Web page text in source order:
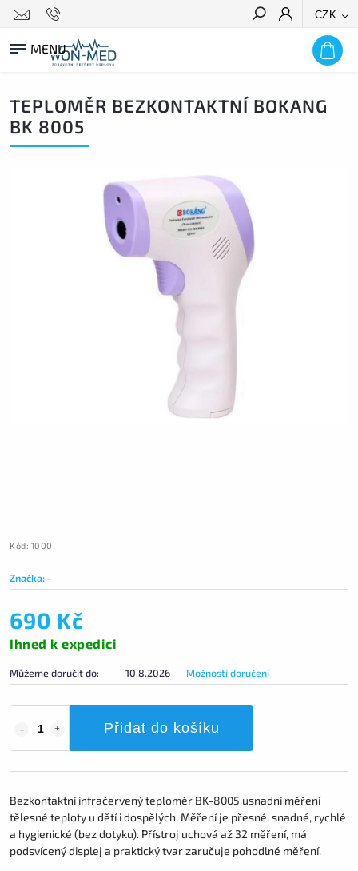
CZK
HLEDAT
TEPLOMĚR BEZKONTAKTNÍ BOKANG
BK 8005
Kód: 1000
Značka:-
690 Kč
Ihned k expedici
Můžeme doručit do: 10.8.2026 Možnosti doručení
Přidat do košíku
Bezkontaktní infračervený teploměr BK-8005 usnadní měření
tělesné teploty u dětí i dospělých. Měření je přesné, snadné, rychlé
a hygienické (bez dotyku). Přístroj uchová až 32 měření, má
podsvícený displej a praktický tvar zaručuje pohodlné měření.